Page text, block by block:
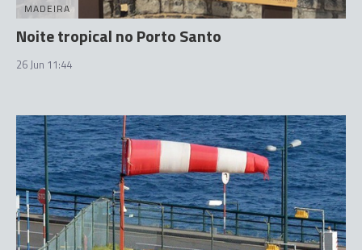
MADEIRA
Noite tropical no Porto Santo
26 Jun 11:44